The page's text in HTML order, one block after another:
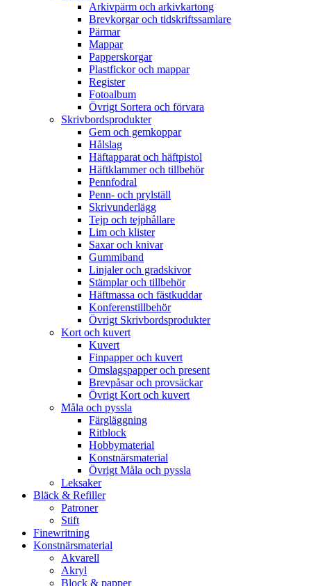
Arkivpärm och arkivkartong
Brevkorgar och tidskriftssamlare
Pärmar
Mappar
Papperskorgar
Plastfickor och mappar
Register
Fotoalbum
Övrigt Sortera och förvara
Skrivbordsprodukter
Gem och gemkoppar
Hålslag
Häftapparat och häftpistol
Häftklammer och tillbehör
Pennfodral
Penn- och prylställ
Skrivunderlägg
Tejp och tejphållare
Lim och klister
Saxar och knivar
Gummiband
Linjaler och gradskivor
Stämplar och tillbehör
Häftmassa och fästkuddar
Konferenstillbehör
Övrigt Skrivbordsprodukter
Kort och kuvert
Kuvert
Finpapper och kuvert
Omslagspapper och present
Brevpåsar och provsäckar
Övrigt Kort och kuvert
Måla och pyssla
Färgläggning
Ritblock
Hobbymaterial
Konstnärsmaterial
Övrigt Måla och pyssla
Leksaker
Bläck & Refiller
Patroner
Stift
Finewritning
Konstnärsmaterial
Akvarell
Akryl
Block & papper